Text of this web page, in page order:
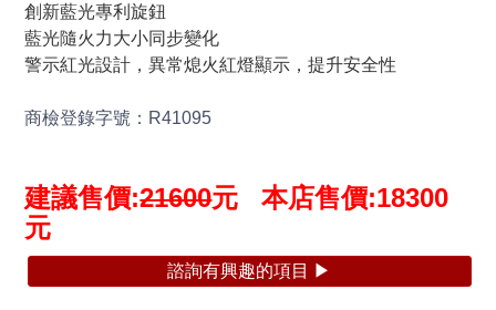
創新藍光專利旋鈕
藍光隨火力大小同步變化
警示紅光設計，異常熄火紅燈顯示，提升安全性
商檢登錄字號：R41095
建議售價:21600元 本店售價:18300
元
諮詢有興趣的項目 ▶